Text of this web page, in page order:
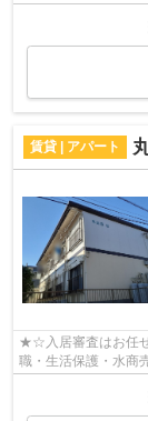
ット非公開の物件か
賃貸 | アパート
★☆入居審査はお任
職・生活保護・水商